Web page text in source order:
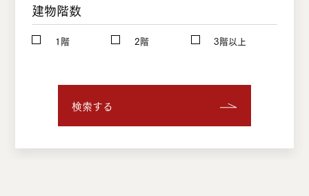
建物階数
1階 2階 3階以上
検索する